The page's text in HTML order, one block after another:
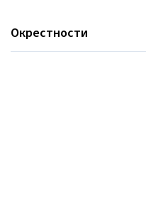
Окрестности